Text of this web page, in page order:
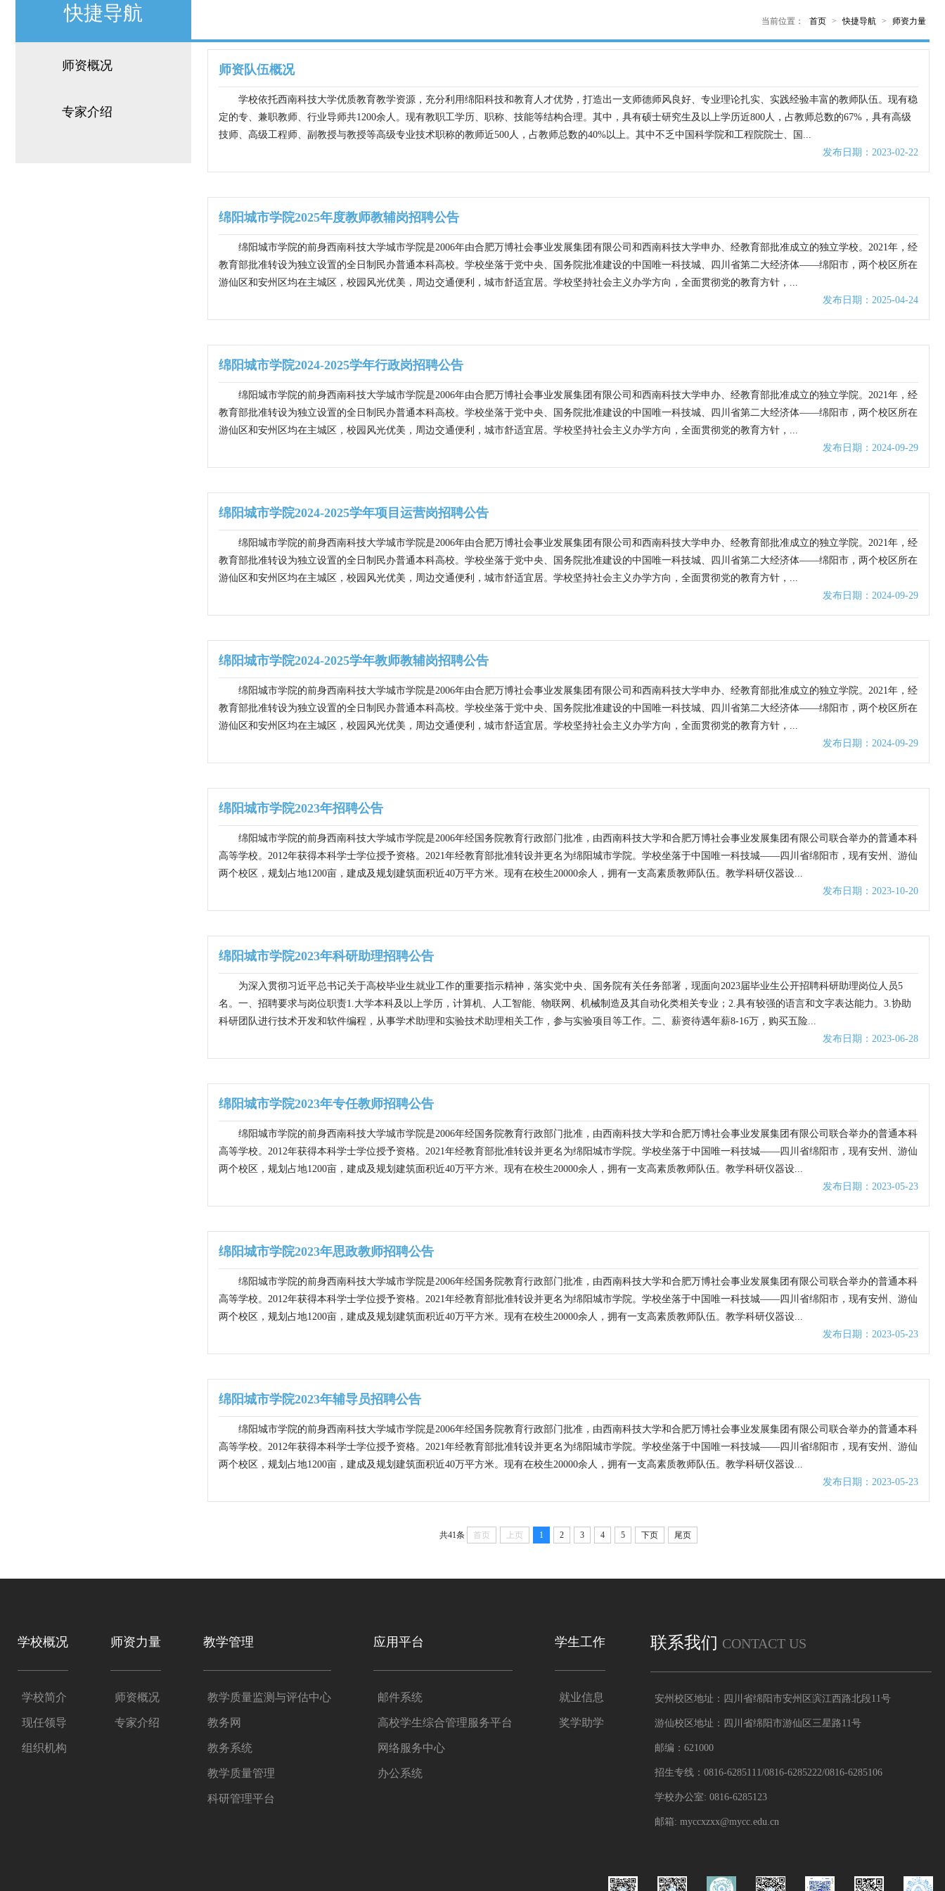
当前位置： 首页 > 快捷导航 > 师资力量
快捷导航
师资概况
专家介绍
师资队伍概况
学校依托西南科技大学优质教育教学资源，充分利用绵阳科技和教育人才优势，打造出一支师德师风良好、专业理论扎实、实践经验丰富的教师队伍。现有稳
定的专、兼职教师、行业导师共1200余人。现有教职工学历、职称、技能等结构合理。其中，具有硕士研究生及以上学历近800人，占教师总数的67%，具有高级
技师、高级工程师、副教授与教授等高级专业技术职称的教师近500人，占教师总数的40%以上。其中不乏中国科学院和工程院院士、国...
发布日期：2023-02-22
​绵阳城市学院2025年度教师教辅岗招聘公告
绵阳城市学院的前身西南科技大学城市学院是2006年由合肥万博社会事业发展集团有限公司和西南科技大学申办、经教育部批准成立的独立学校。2021年，经
教育部批准转设为独立设置的全日制民办普通本科高校。学校坐落于党中央、国务院批准建设的中国唯一科技城、四川省第二大经济体——绵阳市，两个校区所在
游仙区和安州区均在主城区，校园风光优美，周边交通便利，城市舒适宜居。学校坚持社会主义办学方向，全面贯彻党的教育方针，...
发布日期：2025-04-24
绵阳城市学院2024-2025学年行政岗招聘公告
绵阳城市学院的前身西南科技大学城市学院是2006年由合肥万博社会事业发展集团有限公司和西南科技大学申办、经教育部批准成立的独立学院。2021年，经
教育部批准转设为独立设置的全日制民办普通本科高校。学校坐落于党中央、国务院批准建设的中国唯一科技城、四川省第二大经济体——绵阳市，两个校区所在
游仙区和安州区均在主城区，校园风光优美，周边交通便利，城市舒适宜居。学校坚持社会主义办学方向，全面贯彻党的教育方针，...
发布日期：2024-09-29
绵阳城市学院2024-2025学年项目运营岗招聘公告
绵阳城市学院的前身西南科技大学城市学院是2006年由合肥万博社会事业发展集团有限公司和西南科技大学申办、经教育部批准成立的独立学院。2021年，经
教育部批准转设为独立设置的全日制民办普通本科高校。学校坐落于党中央、国务院批准建设的中国唯一科技城、四川省第二大经济体——绵阳市，两个校区所在
游仙区和安州区均在主城区，校园风光优美，周边交通便利，城市舒适宜居。学校坚持社会主义办学方向，全面贯彻党的教育方针，...
发布日期：2024-09-29
绵阳城市学院2024-2025学年教师教辅岗招聘公告
绵阳城市学院的前身西南科技大学城市学院是2006年由合肥万博社会事业发展集团有限公司和西南科技大学申办、经教育部批准成立的独立学院。2021年，经
教育部批准转设为独立设置的全日制民办普通本科高校。学校坐落于党中央、国务院批准建设的中国唯一科技城、四川省第二大经济体——绵阳市，两个校区所在
游仙区和安州区均在主城区，校园风光优美，周边交通便利，城市舒适宜居。学校坚持社会主义办学方向，全面贯彻党的教育方针，...
发布日期：2024-09-29
绵阳城市学院2023年招聘公告
绵阳城市学院的前身西南科技大学城市学院是2006年经国务院教育行政部门批准，由西南科技大学和合肥万博社会事业发展集团有限公司联合举办的普通本科
高等学校。2012年获得本科学士学位授予资格。2021年经教育部批准转设并更名为绵阳城市学院。学校坐落于中国唯一科技城——四川省绵阳市，现有安州、游仙
两个校区，规划占地1200亩，建成及规划建筑面积近40万平方米。现有在校生20000余人，拥有一支高素质教师队伍。教学科研仪器设...
发布日期：2023-10-20
绵阳城市学院2023年科研助理招聘公告
为深入贯彻习近平总书记关于高校毕业生就业工作的重要指示精神，落实党中央、国务院有关任务部署，现面向2023届毕业生公开招聘科研助理岗位人员5
名。一、招聘要求与岗位职责1.大学本科及以上学历，计算机、人工智能、物联网、机械制造及其自动化类相关专业；2.具有较强的语言和文字表达能力。3.协助
科研团队进行技术开发和软件编程，从事学术助理和实验技术助理相关工作，参与实验项目等工作。二、薪资待遇年薪8-16万，购买五险...
发布日期：2023-06-28
绵阳城市学院2023年专任教师招聘公告
绵阳城市学院的前身西南科技大学城市学院是2006年经国务院教育行政部门批准，由西南科技大学和合肥万博社会事业发展集团有限公司联合举办的普通本科
高等学校。2012年获得本科学士学位授予资格。2021年经教育部批准转设并更名为绵阳城市学院。学校坐落于中国唯一科技城——四川省绵阳市，现有安州、游仙
两个校区，规划占地1200亩，建成及规划建筑面积近40万平方米。现有在校生20000余人，拥有一支高素质教师队伍。教学科研仪器设...
发布日期：2023-05-23
绵阳城市学院2023年思政教师招聘公告
绵阳城市学院的前身西南科技大学城市学院是2006年经国务院教育行政部门批准，由西南科技大学和合肥万博社会事业发展集团有限公司联合举办的普通本科
高等学校。2012年获得本科学士学位授予资格。2021年经教育部批准转设并更名为绵阳城市学院。学校坐落于中国唯一科技城——四川省绵阳市，现有安州、游仙
两个校区，规划占地1200亩，建成及规划建筑面积近40万平方米。现有在校生20000余人，拥有一支高素质教师队伍。教学科研仪器设...
发布日期：2023-05-23
绵阳城市学院2023年辅导员招聘公告
绵阳城市学院的前身西南科技大学城市学院是2006年经国务院教育行政部门批准，由西南科技大学和合肥万博社会事业发展集团有限公司联合举办的普通本科
高等学校。2012年获得本科学士学位授予资格。2021年经教育部批准转设并更名为绵阳城市学院。学校坐落于中国唯一科技城——四川省绵阳市，现有安州、游仙
两个校区，规划占地1200亩，建成及规划建筑面积近40万平方米。现有在校生20000余人，拥有一支高素质教师队伍。教学科研仪器设...
发布日期：2023-05-23
共41条 首页 上页 1 2 3 4 5 下页 尾页
学校概况
学校简介
现任领导
组织机构
师资力量
师资概况
专家介绍
教学管理
教学质量监测与评估中心
教务网
教务系统
教学质量管理
科研管理平台
应用平台
邮件系统
高校学生综合管理服务平台
网络服务中心
办公系统
学生工作
就业信息
奖学助学
联系我们 CONTACT US
安州校区地址：四川省绵阳市安州区滨江西路北段11号
游仙校区地址：四川省绵阳市游仙区三星路11号
邮编：621000
招生专线：0816-6285111/0816-6285222/0816-6285106
学校办公室: 0816-6285123
邮箱: myccxzxx@mycc.edu.cn